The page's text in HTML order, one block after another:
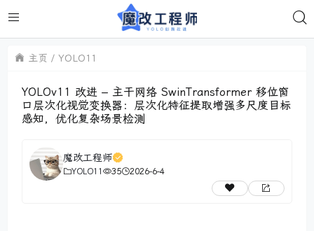
主页 YOLO11
YOLOv11 改进 – 主干网络 SwinTransformer 移位窗
口层次化视觉变换器：层次化特征提取增强多尺度目标
感知，优化复杂场景检测
魔改工程师
YOLO11 35 2026-6-4